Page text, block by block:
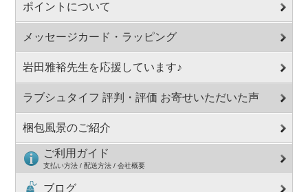
ポイントについて
メッセージカード・ラッピング
岩田雅裕先生を応援しています♪
ラブシュタイフ 評判・評価 お寄せいただいた声
梱包風景のご紹介
ご利用ガイド
支払い方法 / 配送方法 / 会社概要
ブログ